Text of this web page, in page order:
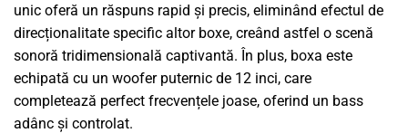
unic oferă un răspuns rapid și precis, eliminând efectul de
direcționalitate specific altor boxe, creând astfel o scenă
sonoră tridimensională captivantă. În plus, boxa este
echipată cu un woofer puternic de 12 inci, care
completează perfect frecvențele joase, oferind un bass
adânc și controlat.